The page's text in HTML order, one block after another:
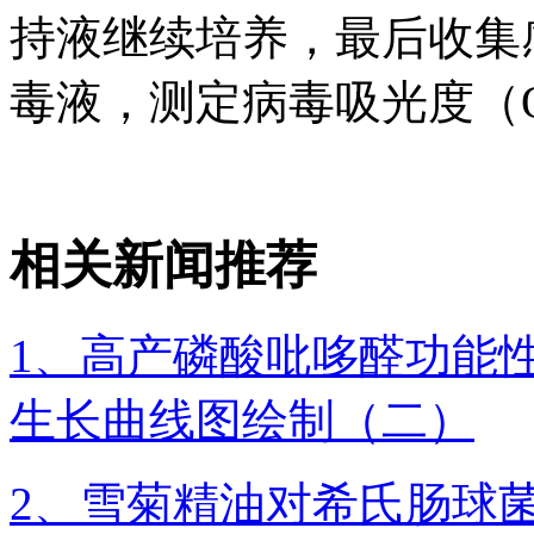
持液继续培养，最后收集
毒液，测定病毒吸光度（
相关新闻推荐
1、高产磷酸吡哆醛功能
生长曲线图绘制（二）
2、雪菊精油对希氏肠球